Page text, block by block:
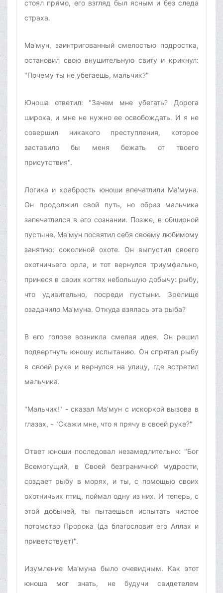
стоял прямо, его взгляд был ясным и без следа
страха.
Ма'мун, заинтригованный смелостью подростка,
остановил свою внушительную свиту и крикнул:
"Почему ты не убегаешь, мальчик?"
Юноша ответил: "Зачем мне убегать? Дорога
широка, и мне не нужно ее освобождать. И я не
совершил никакого преступления, которое
заставило бы меня бежать от твоего
присутствия".
Логика и храбрость юноши впечатлили Ма'муна.
Он продолжил свой путь, но образ мальчика
запечатлелся в его сознании. Позже, в обширной
пустыне, Ма'мун посвятил себя своему любимому
занятию: соколиной охоте. Он выпустил своего
охотничьего орла, и тот вернулся триумфально,
принеся в своих когтях небольшую добычу: рыбу,
что удивительно, посреди пустыни. Зрелище
озадачило Ма'муна. Откуда взялась эта рыба?
В его голове возникла смелая идея. Он решил
подвергнуть юношу испытанию. Он спрятал рыбу
в своей руке и вернулся на улицу, где встретил
мальчика.
"Мальчик!" - сказал Ма'мун с искоркой вызова в
глазах, - "Скажи мне, что я прячу в своей руке?"
Ответ юноши последовал незамедлительно: "Бог
Всемогущий, в Своей безграничной мудрости,
создает рыбу в морях, и ты, с помощью своих
охотничьих птиц, поймал одну из них. И теперь, с
этой добычей, ты пытаешься испытать чистое
потомство Пророка (да благословит его Аллах и
приветствует)".
Изумление Ма'муна было очевидным. Как этот
юноша мог знать, не будучи свидетелем